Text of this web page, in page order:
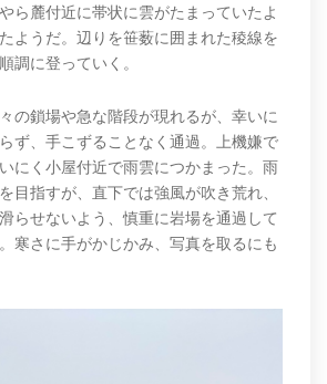
ら麓付近に帯状に雲がたまっていたよ
ようだ。辺りを笹薮に囲まれた稜線を
調に登っていく。
の鎖場や急な階段が現れるが、幸いに
ず、手こずることなく通過。上機嫌で
にく小屋付近で雨雲につかまった。雨
目指すが、直下では強風が吹き荒れ、
らせないよう、慎重に岩場を通過して
寒さに手がかじかみ、写真を取るにも